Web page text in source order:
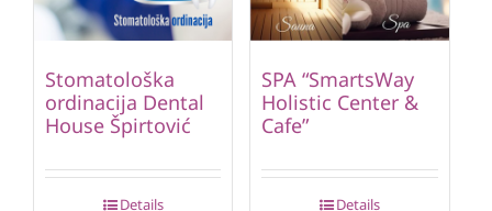
Stomatološka
ordinacija Dental
House Špirtović
Details
SPA “SmartsWay
Holistic Center &
Cafe”
Details